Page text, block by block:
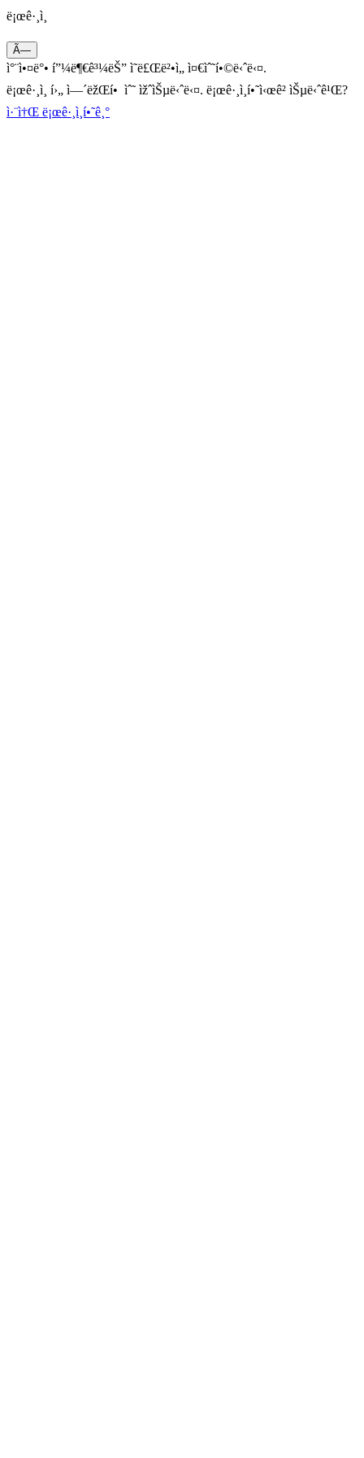
ë¡œê·¸ì¸
Ã—
ì°¨ì•¤ë°• í”¼ë¶€ê³¼ëŠ” ì˜ë£Œë²•ì„ ì¤€ìˆ˜í•©ë‹ˆë‹¤.
ë¡œê·¸ì¸ í›„ ì—´ëžŒí• ìˆ˜ ìžˆìŠµë‹ˆë‹¤. ë¡œê·¸ì¸í•˜ì‹œê² ìŠµë‹ˆê¹Œ?
ì·¨ì†Œ ë¡œê·¸ì¸í•˜ê¸°